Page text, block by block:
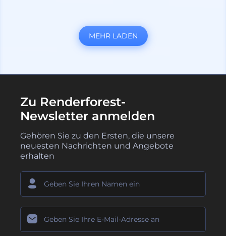
MEHR LADEN
Zu Renderforest-
Newsletter anmelden
Gehören Sie zu den Ersten, die unsere
neuesten Nachrichten und Angebote
erhalten